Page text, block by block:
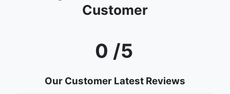
Customer
0 /5
Our Customer Latest Reviews